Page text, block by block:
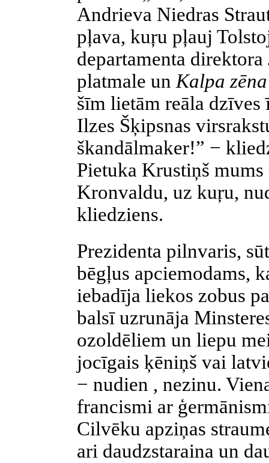
Andrieva Niedras
pļava, kuŗu pļauj
departamenta
platmale un Kalpa
šīm lietām reāla
Ilzes Šķipsnas
škandālmaker!” −
Pietuka Krustiņš
Kronvaldu, uz kuŗu,
kliedziens.
Prezidenta pilnvaris,
bēgļus apciemodams,
iebadīja liekos zobus
balsī uzrunāja
ozoldēliem un liepu
jocīgais ķēniņš vai
− nudien , nezinu.
francismi ar
Cilvēku apziņas
ari daudzstaraina un